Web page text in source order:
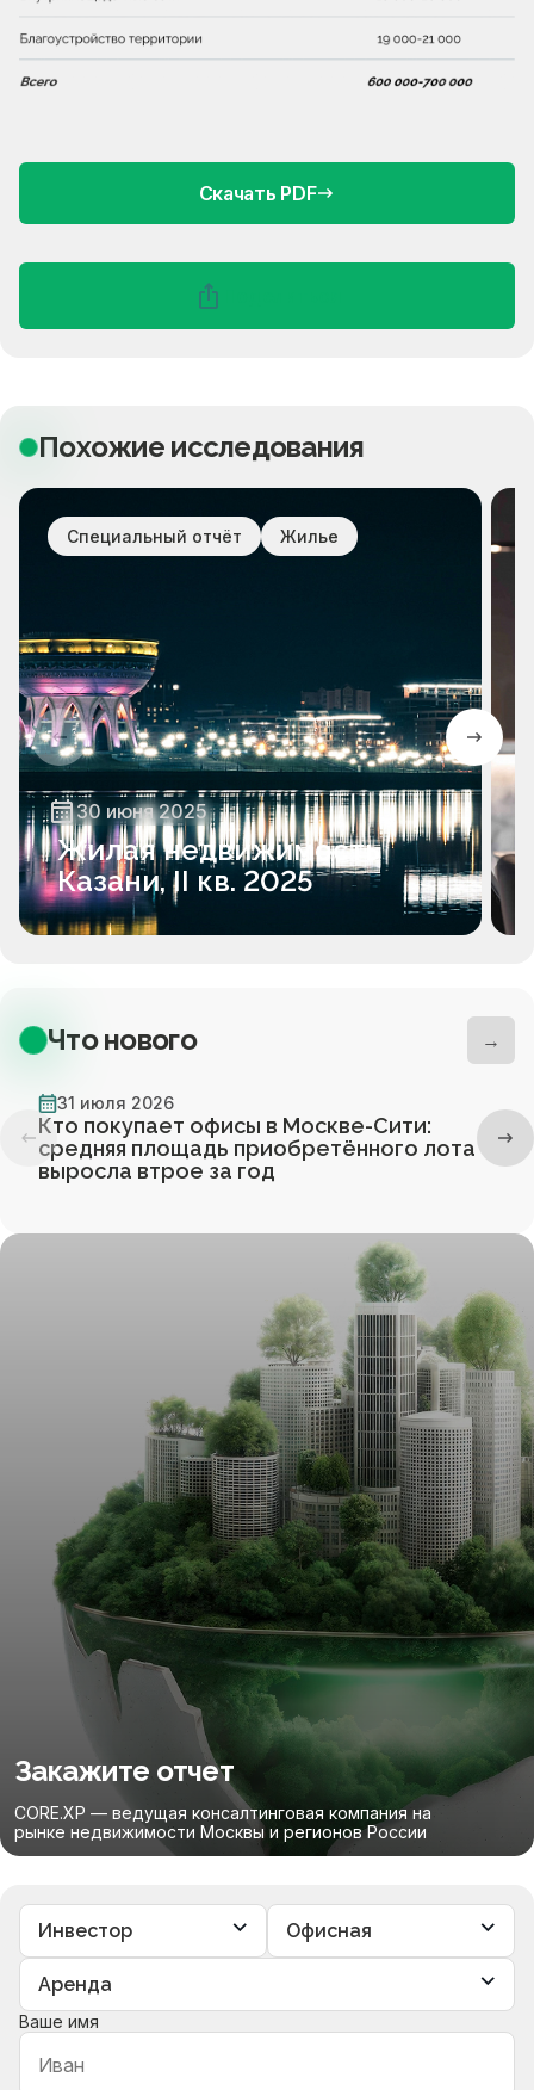
Скачать PDF
Похожие исследования
Специальный отчёт Жилье
30 июня 2025
Жилая недвижимость
Казани, II кв. 2025
Что нового →
31 июля 2026
Кто покупает офисы в Москве-Сити:
средняя площадь приобретённого лота
выросла втрое за год
Закажите отчет
CORE.XP — ведущая консалтинговая компания на
рынке недвижимости Москвы и регионов России
Ваше имя